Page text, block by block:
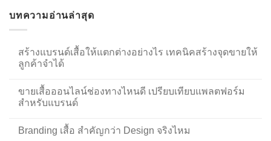
บทความอ่านล่าสุด
สร้างแบรนด์เสื้อให้แตกต่างอย่างไร เทคนิคสร้างจุดขายให้
ลูกค้าจำได้
ขายเสื้อออนไลน์ช่องทางไหนดี เปรียบเทียบแพลตฟอร์ม
สำหรับแบรนด์
Branding เสื้อ สำคัญกว่า Design จริงไหม